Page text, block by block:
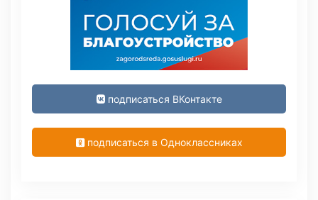
подписаться ВКонтакте
подписаться в Одноклассниках